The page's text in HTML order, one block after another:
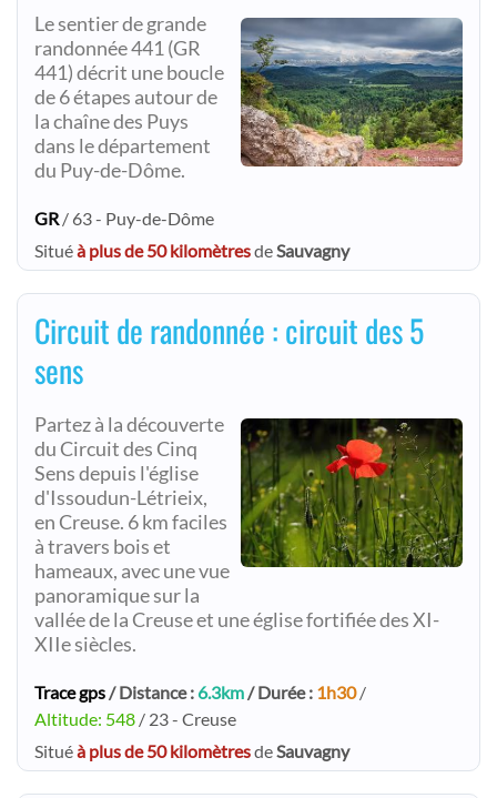
Le sentier de grande
randonnée 441 (GR
441) décrit une boucle
de 6 étapes autour de
la chaîne des Puys
dans le département
du Puy-de-Dôme.
GR / 63 - Puy-de-Dôme
Situéà plus de 50 kilomètresdeSauvagny
Circuit de randonnée : circuit des 5
sens
Partez à la découverte
du Circuit des Cinq
Sens depuis l'église
d'Issoudun-Létrieix,
en Creuse. 6 km faciles
à travers bois et
hameaux, avec une vue
panoramique sur la
vallée de la Creuse et une église fortifiée des XI-
XIIe siècles.
Trace gps/ Distance : 6.3km/ Durée : 1h30/
Altitude: 548 / 23 - Creuse
Situéà plus de 50 kilomètresdeSauvagny